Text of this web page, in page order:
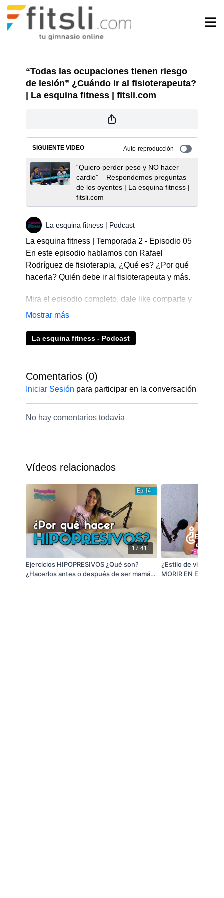
“Todas las ocupaciones tienen riesgo
de lesión” ¿Cuándo ir al fisioterapeuta?
| La esquina fitness | fitsli.com
SIGUIENTE VIDEO Auto-reproducción
“Quiero perder peso y NO hacer
cardio” – Respondemos preguntas
de los oyentes | La esquina fitness |
fitsli.com
La esquina fitness | Podcast
La esquina fitness | Temporada 2 - Episodio 05
En este episodio hablamos con Rafael
Rodríguez de fisioterapia, ¿Qué es? ¿Por qué
hacerla? Quién debe ir al fisioterapeuta y más.
Mira el episodio completo, dale like comparte y
coméntalo.
Recuerda que puedes enviarnos tus consultas
directamente al Whatsapp +51945948471
fitsli.com – tu gimnasio online.
🔹 Entrena desde casa con diferentes
disciplinas aquí 👉https://bit.ly/3eSTdIJ
🔹 Hosts: Coach Paulo Castillo
Instagram @paulocaspi
🔹 Invitado: Rafael Rodríguez
Instagram @manantialdebienestar_pe
La esquina fitness - Podcast
Comentarios (0)
Iniciar Sesión para participar en la conversación
No hay comentarios todavía
Vídeos relacionados
17:41
Ejercicios HIPOPRESIVOS ¿Qué son?
¿Hacerlos antes o después de ser mamá? |
¿Estilo de vida
MORIR EN EL